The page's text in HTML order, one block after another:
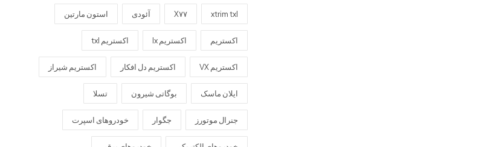
xtrim txl X۷۷ آئودی استون مارتین
اکستریم اکستریم lx اکستریم txl
اکستریم VX اکستریم دل افکار اکستریم شیراز
ایلان ماسک بوگاتی شیرون تسلا
جنرال موتورز جگوار خودروهای اسپرت